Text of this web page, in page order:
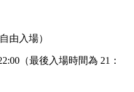
由入場）
（最後入場時間為 21：